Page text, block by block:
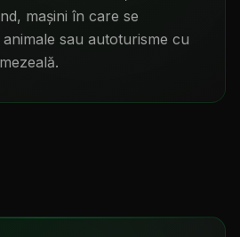
mașini în care se
sau autoturisme cu